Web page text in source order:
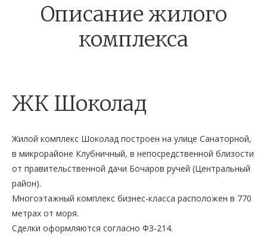
Описание жилого
комплекса
ЖК Шоколад
Жилой комплекс Шоколад построен на улице Санаторной,
в микрорайоне Клубничный, в непосредственной близости
от правительственной дачи Бочаров ручей (Центральный
район).
Многоэтажный комплекс бизнес-класса расположен в 770
метрах от моря.
Сделки оформляются согласно ФЗ-214.